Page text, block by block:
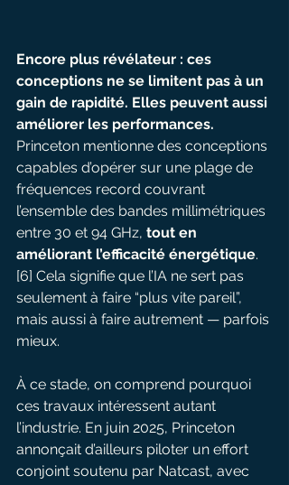
Encore plus révélateur : ces
conceptions ne se limitent pas à un
gain de rapidité. Elles peuvent aussi
améliorer les performances.
Princeton mentionne des conceptions
capables d’opérer sur une plage de
fréquences record couvrant
l’ensemble des bandes millimétriques
entre 30 et 94 GHz, tout en
améliorant l’efficacité énergétique.
[6] Cela signifie que l’IA ne sert pas
seulement à faire “plus vite pareil”,
mais aussi à faire autrement — parfois
mieux.
À ce stade, on comprend pourquoi
ces travaux intéressent autant
l’industrie. En juin 2025, Princeton
annonçait d’ailleurs piloter un effort
conjoint soutenu par Natcast, avec